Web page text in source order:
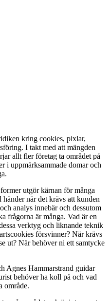
kring cookies, pixlar,
I takt med att mängden
allt fler företag ta området på
i uppmärksammade domar och
utgör kärnan för många
när det krävs att kunden
analys innebär och dessutom
frågorna är många. Vad är en
verktyg och liknande teknik
försvinner? När krävs
ut? När behöver ni ett samtycke
Agnes Hammarstrand guidar
behöver ha koll på och vad
område.